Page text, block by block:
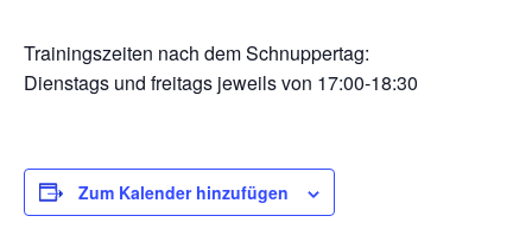
Trainingszeiten nach dem Schnuppertag:
Dienstags und freitags jeweils von 17:00-18:30
Zum Kalender hinzufügen